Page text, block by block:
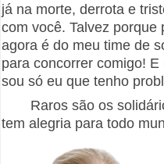
já na morte, derrota e
com você. Talvez porque
agora é do meu time de
para concorrer comigo!
sou só eu que tenho
Raros são os
tem alegria para todo